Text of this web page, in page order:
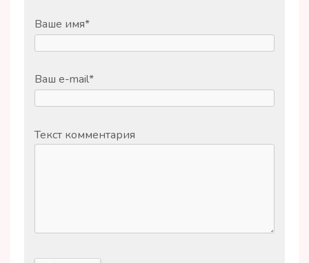
Ваше имя*
Ваш e-mail*
Текст комментария